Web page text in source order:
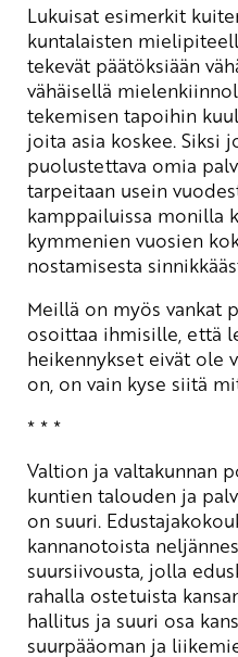
Lukuisat esimerkit
kuntalaisten
tekevät päätöksiään
vähäisellä
tekemisen tapoihin
joita asia koskee. Siksi
puolustettava omia
tarpeitaan usein
kamppailuissa monilla
kymmenien vuosien
nostamisesta
Meillä on myös vankat
osoittaa ihmisille, että
heikennykset eivät ole
on, on vain kyse siitä
* * *
Valtion ja valtakunnan
kuntien talouden ja
on suuri.
kannanotoista
suursiivousta, jolla
rahalla ostetuista
hallitus ja suuri osa
suurpääoman ja